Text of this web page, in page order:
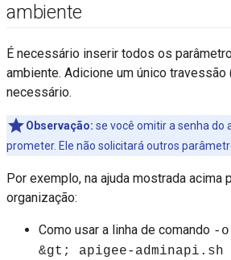
ambiente
É necessário inserir todos os
ambiente. Adicione um único
necessário.
Observação: se você omitir a senha do
prometer. Ele não solicitará outros
Por exemplo, na ajuda mostrada
organização:
Como usar a linha de comando -o
&gt; apigee-